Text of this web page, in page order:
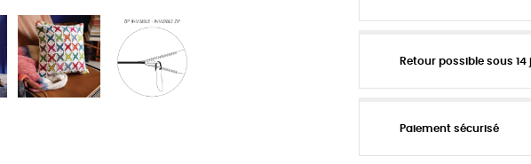
Retour possible sous 14
Paiement sécurisé